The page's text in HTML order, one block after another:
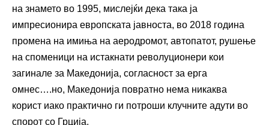
на знамето во 1995, мислејќи дека така ја
импресионира европската јавноста, во 2018 година
промена на имиња на аеродромот, автопатот, рушење
на споменици на истакнати револуционери кои
загинале за Македонија, согласност за ерга
омнес….но, Македонија повратно нема никаква
корист иако практично ги потроши клучните адути во
спорот со Грција.